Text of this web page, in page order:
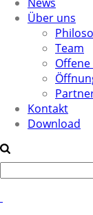
Über uns
Team
Offene
Kontakt
Download